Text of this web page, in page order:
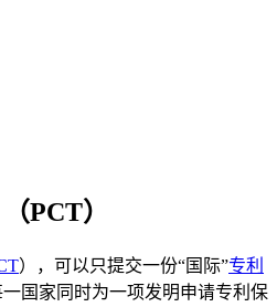
PCT）
），可以只提交一份“国际”专利
国家同时为一项发明申请专利保